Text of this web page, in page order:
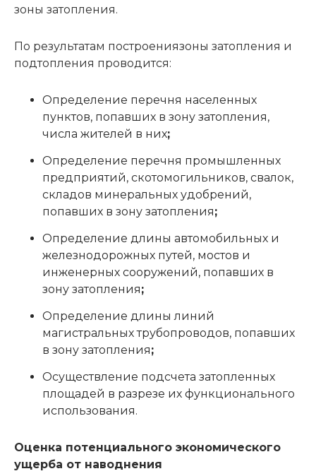
зоны затопления.
По результатам построениязоны затопления и
подтопления проводится:
Определение перечня населенных
пунктов, попавших в зону затопления,
числа жителей в них;
Определение перечня промышленных
предприятий, скотомогильников, свалок,
складов минеральных удобрений,
попавших в зону затопления;
Определение длины автомобильных и
железнодорожных путей, мостов и
инженерных сооружений, попавших в
зону затопления;
Определение длины линий
магистральных трубопроводов, попавших
в зону затопления;
Осуществление подсчета затопленных
площадей в разрезе их функционального
использования.
Оценка потенциального экономического
ущерба от наводнения